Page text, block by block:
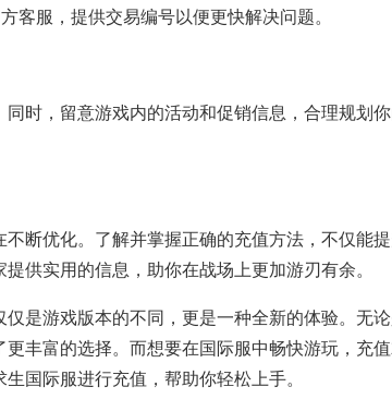
客服，提供交易编号以便更快解决问题。
时，留意游戏内的活动和促销信息，合理规划
断优化。了解并掌握正确的充值方法，不仅能
供实用的信息，助你在战场上更加游刃有余。
是游戏版本的不同，更是一种全新的体验。无
丰富的选择。而想要在国际服中畅快游玩，充
国际服进行充值，帮助你轻松上手。